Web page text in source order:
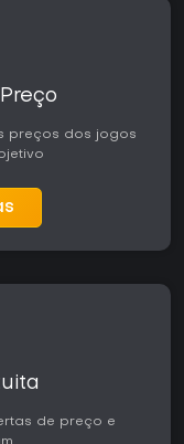
preços dos jogos
de preço e